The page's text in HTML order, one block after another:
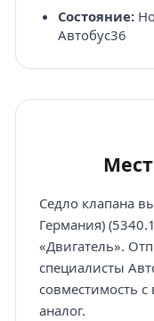
Состояние:
Автобус36
Седло клапана
Германия)
«Двигатель».
специалисты
совместимость
аналог.